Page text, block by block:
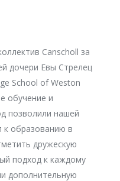
Canscholl за
дочери Евы Стрелец
School of Weston
обучение и
позволили нашей
к образованию в
дружескую
подход к каждому
дополнительную